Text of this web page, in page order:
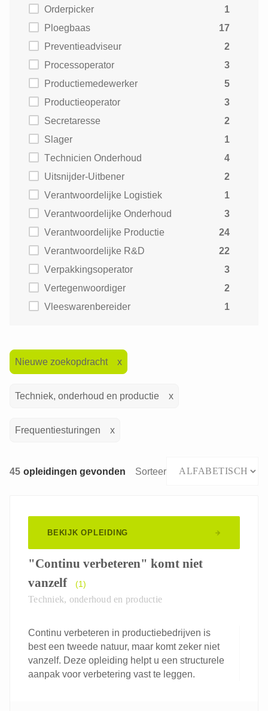
Orderpicker
1
Ploegbaas
17
Preventieadviseur
2
Processoperator
3
Productiemedewerker
5
Productieoperator
3
Secretaresse
2
Slager
1
Technicien Onderhoud
4
Uitsnijder-Uitbener
2
Verantwoordelijke Logistiek
1
Verantwoordelijke Onderhoud
3
Verantwoordelijke Productie
24
Verantwoordelijke R&D
22
Verpakkingsoperator
3
Vertegenwoordiger
2
Vleeswarenbereider
1
Nieuwe zoekopdracht
Techniek, onderhoud en productie
Frequentiesturingen
45 opleidingen gevonden Sorteer
BEKIJK OPLEIDING
"Continu verbeteren" komt niet
vanzelf
(1)
Techniek, onderhoud en productie
Continu verbeteren in productiebedrijven is
best een tweede natuur, maar komt zeker niet
vanzelf. Deze opleiding helpt u een structurele
aanpak voor verbetering vast te leggen.